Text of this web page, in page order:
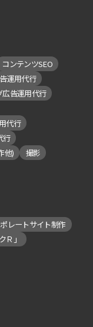
コンテンツSEO
運用代行
告運用代行
代行
行
他)
撮影
レートサイト制作
Ｒ」